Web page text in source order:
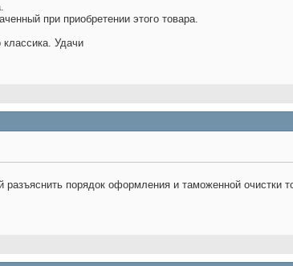
при приобретении этого товара.
Удачи
порядок оформления и таможенной очистки